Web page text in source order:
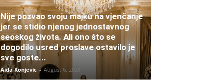
Nije pozvao svoju majku na vjenčanje
jer se stidio njenog jednostavnog
seoskog života. Ali ono što se
dogodilo usred proslave ostavilo je
sve goste...
Aida Konjevic - August 6, 2026